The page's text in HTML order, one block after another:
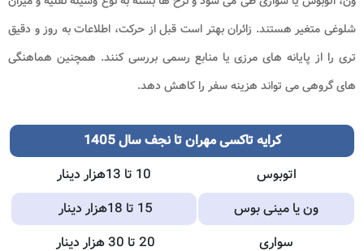
شلوغی متغیر هستند. زائران بهتر است قبل از حرکت، اطلاعات به روز و دقیق
تری را از پایانه های مرزی یا منابع رسمی بررسی کنند. همچنین هماهنگی
های گروهی می تواند هزینه سفر را کاهش دهد.
کرایه تاکسی مهران تا نجف سال 1405
اتوبوس
10 تا 13هزار دینار
ون یا مینی بوس
15 تا 18هزار دینار
سواری
20 تا 30 هزار دینار